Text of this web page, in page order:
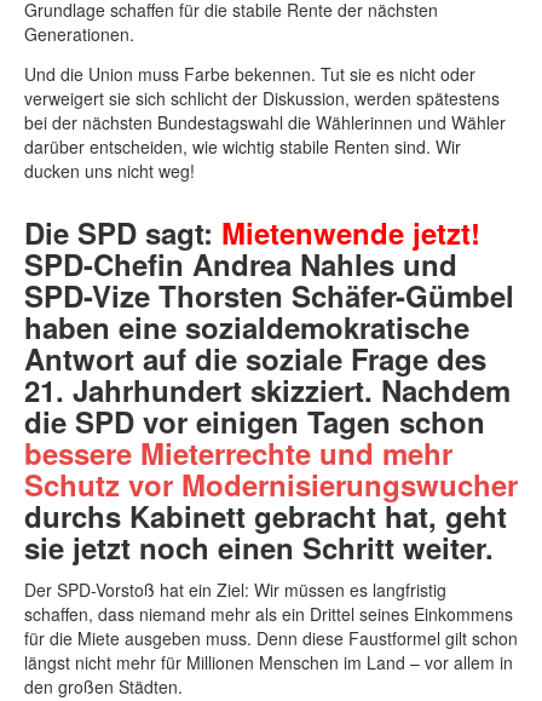
Grundlage schaffen für die stabile Rente der nächsten
Generationen.
Und die Union muss Farbe bekennen. Tut sie es nicht oder
verweigert sie sich schlicht der Diskussion, werden spätestens
bei der nächsten Bundestagswahl die Wählerinnen und Wähler
darüber entscheiden, wie wichtig stabile Renten sind. Wir
ducken uns nicht weg!
Die SPD sagt: Mietenwende jetzt!
SPD-Chefin Andrea Nahles und
SPD-Vize Thorsten Schäfer-Gümbel
haben eine sozialdemokratische
Antwort auf die soziale Frage des
21. Jahrhundert skizziert. Nachdem
die SPD vor einigen Tagen schon
bessere Mieterrechte und mehr
Schutz vor Modernisierungswucher
durchs Kabinett gebracht hat, geht
sie jetzt noch einen Schritt weiter.
Der SPD-Vorstoß hat ein Ziel: Wir müssen es langfristig
schaffen, dass niemand mehr als ein Drittel seines Einkommens
für die Miete ausgeben muss. Denn diese Faustformel gilt schon
längst nicht mehr für Millionen Menschen im Land – vor allem in
den großen Städten.